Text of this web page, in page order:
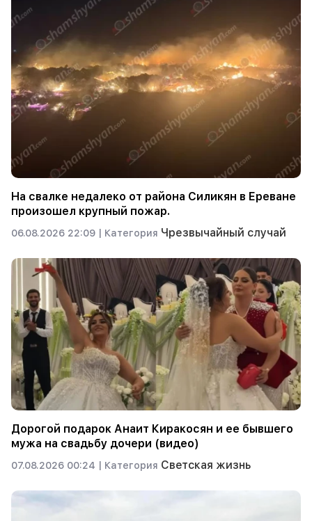
На свалке недалеко от района Силикян в Ереване
произошел крупный пожар.
06.08.2026 22:09 | Категория Чрезвычайный случай
Дорогой подарок Анаит Киракосян и ее бывшего
мужа на свадьбу дочери (видео)
07.08.2026 00:24 | Категория Светская жизнь